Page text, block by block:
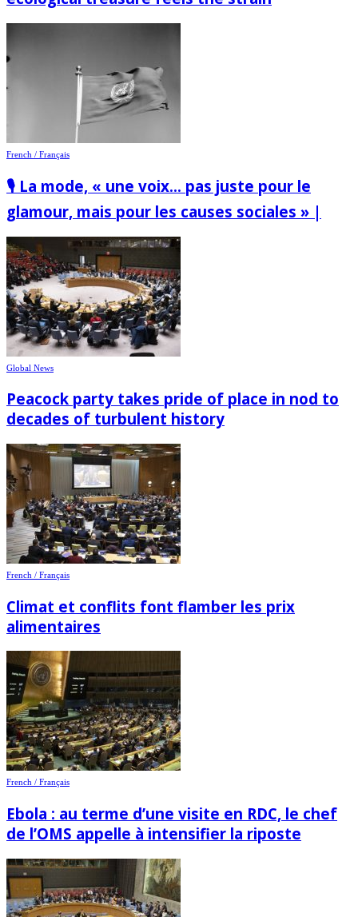
French / Français
🎙️ La mode, « une voix… pas juste pour le
glamour, mais pour les causes sociales » |
Global News
Peacock party takes pride of place in nod to
decades of turbulent history
French / Français
Climat et conflits font flamber les prix
alimentaires
French / Français
Ebola : au terme d’une visite en RDC, le chef
de l’OMS appelle à intensifier la riposte